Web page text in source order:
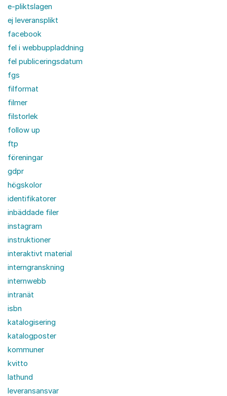
e-pliktslagen
ej leveransplikt
facebook
fel i webbuppladdning
fel publiceringsdatum
fgs
filformat
filmer
filstorlek
follow up
ftp
föreningar
gdpr
högskolor
identifikatorer
inbäddade filer
instagram
instruktioner
interaktivt material
interngranskning
internwebb
intranät
isbn
katalogisering
katalogposter
kommuner
kvitto
lathund
leveransansvar